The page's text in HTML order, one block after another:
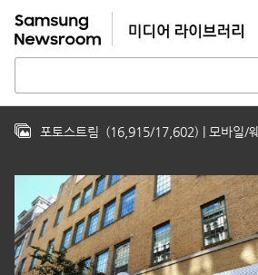
포토스트림 (16,915/17,602) | 모바일/